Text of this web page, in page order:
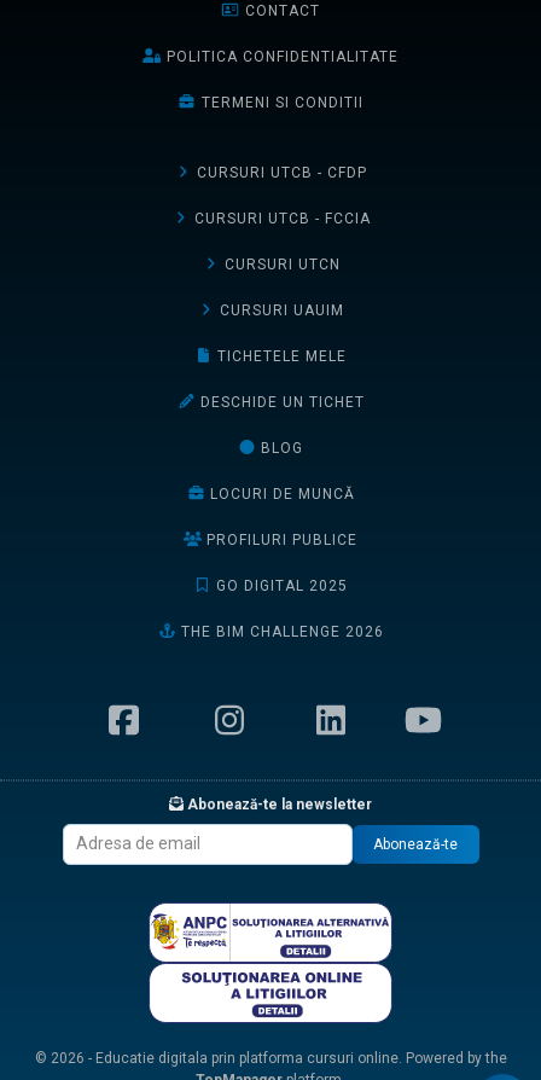
CONTACT
POLITICA CONFIDENTIALITATE
TERMENI SI CONDITII
CURSURI UTCB - CFDP
CURSURI UTCB - FCCIA
CURSURI UTCN
CURSURI UAUIM
TICHETELE MELE
DESCHIDE UN TICHET
BLOG
LOCURI DE MUNCĂ
PROFILURI PUBLICE
GO DIGITAL 2025
THE BIM CHALLENGE 2026
Abonează-te la newsletter
Abonează-te
© 2026 - Educatie digitala prin platforma cursuri online. Powered by the